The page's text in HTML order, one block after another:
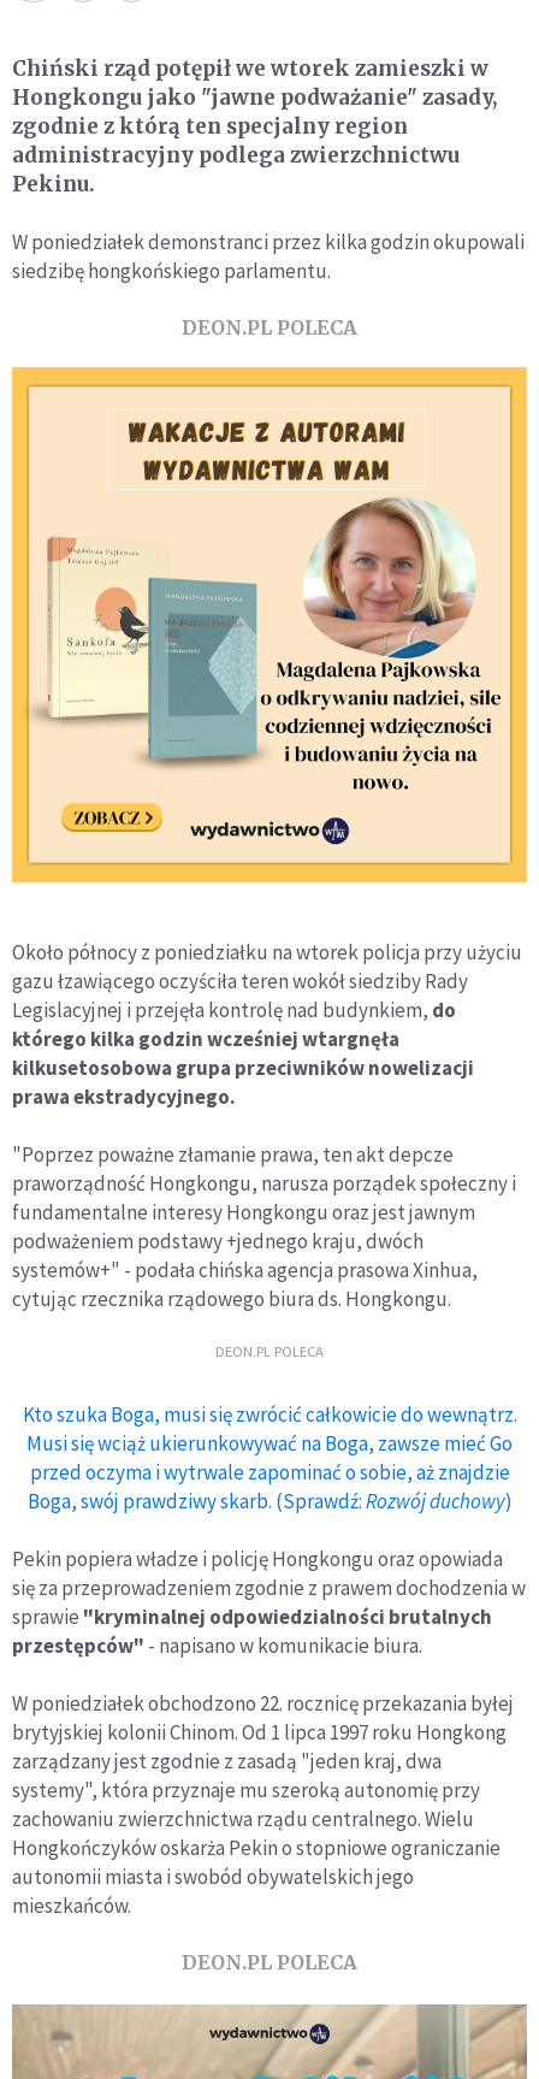
Chiński rząd potępił we wtorek zamieszki w
Hongkongu jako "jawne podważanie" zasady,
zgodnie z którą ten specjalny region
administracyjny podlega zwierzchnictwu
Pekinu.
W poniedziałek demonstranci przez kilka godzin okupowali
siedzibę hongkońskiego parlamentu.
DEON.PL POLECA
Około północy z poniedziałku na wtorek policja przy użyciu
gazu łzawiącego oczyściła teren wokół siedziby Rady
Legislacyjnej i przejęła kontrolę nad budynkiem, do
którego kilka godzin wcześniej wtargnęła
kilkusetosobowa grupa przeciwników nowelizacji
prawa ekstradycyjnego.
"Poprzez poważne złamanie prawa, ten akt depcze
praworządność Hongkongu, narusza porządek społeczny i
fundamentalne interesy Hongkongu oraz jest jawnym
podważeniem podstawy +jednego kraju, dwóch
systemów+" - podała chińska agencja prasowa Xinhua,
cytując rzecznika rządowego biura ds. Hongkongu.
DEON.PL POLECA
Kto szuka Boga, musi się zwrócić całkowicie do wewnątrz.
Musi się wciąż ukierunkowywać na Boga, zawsze mieć Go
przed oczyma i wytrwale zapominać o sobie, aż znajdzie
Boga, swój prawdziwy skarb. (Sprawdź:Rozwój duchowy)
Pekin popiera władze i policję Hongkongu oraz opowiada
się za przeprowadzeniem zgodnie z prawem dochodzenia w
sprawie "kryminalnej odpowiedzialności brutalnych
przestępców" - napisano w komunikacie biura.
W poniedziałek obchodzono 22. rocznicę przekazania byłej
brytyjskiej kolonii Chinom. Od 1 lipca 1997 roku Hongkong
zarządzany jest zgodnie z zasadą "jeden kraj, dwa
systemy", która przyznaje mu szeroką autonomię przy
zachowaniu zwierzchnictwa rządu centralnego. Wielu
Hongkończyków oskarża Pekin o stopniowe ograniczanie
autonomii miasta i swobód obywatelskich jego
mieszkańców.
DEON.PL POLECA